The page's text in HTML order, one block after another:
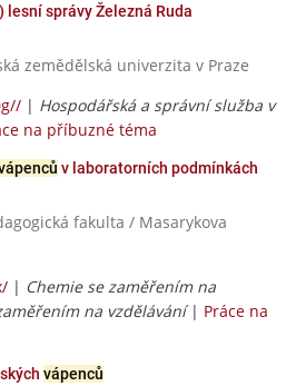
) lesní správy Železná Ruda
zemědělská univerzita v Praze
| Hospodářská a správní služba v
na příbuzné téma
v laboratorních podmínkách
fakulta / Masarykova
| Chemie se zaměřením na
na vzdělávání| Práce na
vápenců